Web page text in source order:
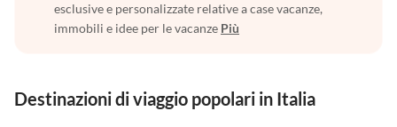
esclusive e personalizzate relative a case vacanze,
immobili e idee per le vacanze Più
Destinazioni di viaggio popolari in Italia